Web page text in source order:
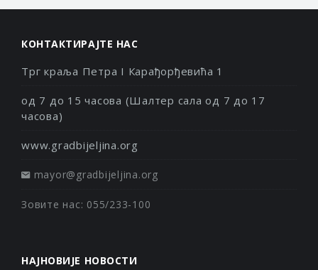
КОНТАКТИРАЈТЕ НАС
Трг краља Петра I Карађорђевића 1
од 7 до 15 часова (Шалтер сала од 7 до 17
часова)
www.gradbijeljina.org
mayor@gradbijeljina.org
Зовите нас: 055/233-100
НАЈНОВИЈЕ НОВОСТИ